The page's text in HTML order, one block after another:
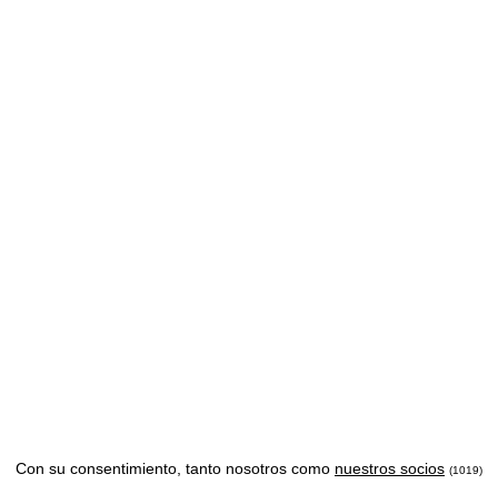
Con su consentimiento, tanto nosotros como nuestros socios (1019)